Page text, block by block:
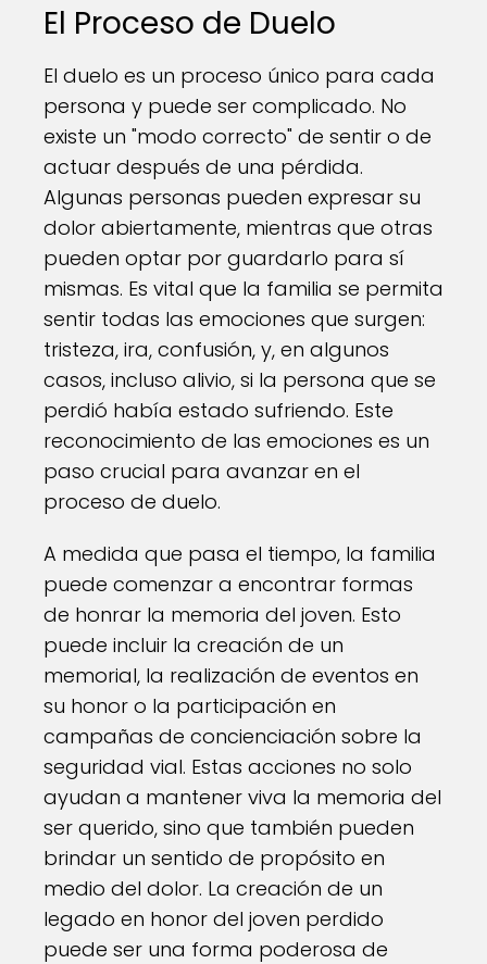
El Proceso de Duelo
El duelo es un proceso único para cada
persona y puede ser complicado. No
existe un "modo correcto" de sentir o de
actuar después de una pérdida.
Algunas personas pueden expresar su
dolor abiertamente, mientras que otras
pueden optar por guardarlo para sí
mismas. Es vital que la familia se permita
sentir todas las emociones que surgen:
tristeza, ira, confusión, y, en algunos
casos, incluso alivio, si la persona que se
perdió había estado sufriendo. Este
reconocimiento de las emociones es un
paso crucial para avanzar en el
proceso de duelo.
A medida que pasa el tiempo, la familia
puede comenzar a encontrar formas
de honrar la memoria del joven. Esto
puede incluir la creación de un
memorial, la realización de eventos en
su honor o la participación en
campañas de concienciación sobre la
seguridad vial. Estas acciones no solo
ayudan a mantener viva la memoria del
ser querido, sino que también pueden
brindar un sentido de propósito en
medio del dolor. La creación de un
legado en honor del joven perdido
puede ser una forma poderosa de